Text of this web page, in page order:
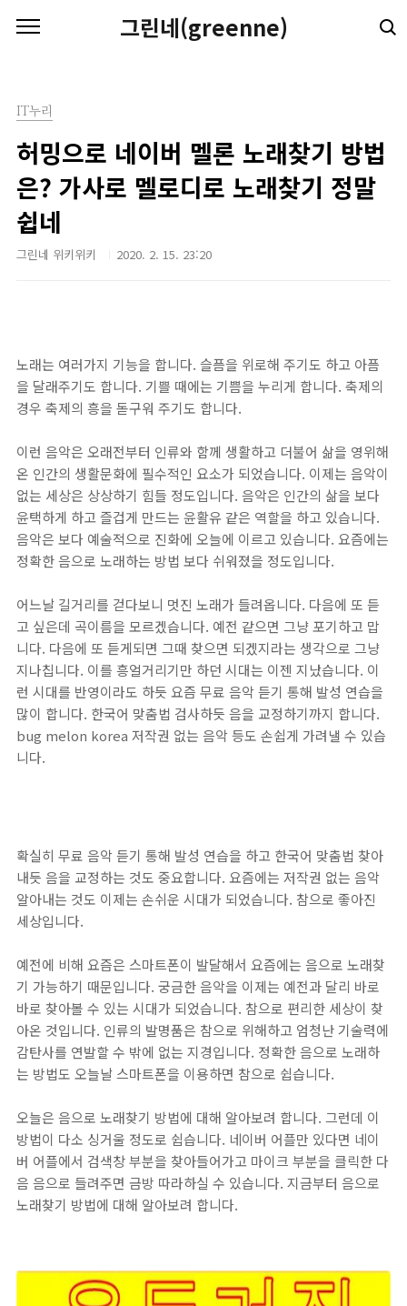
그린네(greenne)
IT누리
허밍으로 네이버 멜론 노래찾기 방법
은? 가사로 멜로디로 노래찾기 정말
쉽네
그린네 위키위키 2020. 2. 15. 23:20
노래는 여러가지 기능을 합니다. 슬픔을 위로해 주기도 하고 아픔
을 달래주기도 합니다. 기쁠 때에는 기쁨을 누리게 합니다. 축제의
경우 축제의 흥을 돋구워 주기도 합니다.
이런 음악은 오래전부터 인류와 함께 생활하고 더불어 삶을 영위해
온 인간의 생활문화에 필수적인 요소가 되었습니다. 이제는 음악이
없는 세상은 상상하기 힘들 정도입니다. 음악은 인간의 삶을 보다
윤택하게 하고 즐겁게 만드는 윤활유 같은 역할을 하고 있습니다.
음악은 보다 예술적으로 진화에 오늘에 이르고 있습니다. 요즘에는
정확한 음으로 노래하는 방법 보다 쉬워졌을 정도입니다.
어느날 길거리를 걷다보니 멋진 노래가 들려옵니다. 다음에 또 듣
고 싶은데 곡이름을 모르겠습니다. 예전 같으면 그냥 포기하고 맙
니다. 다음에 또 듣게되면 그때 찾으면 되겠지라는 생각으로 그냥
지나칩니다. 이를 흥얼거리기만 하던 시대는 이젠 지났습니다. 이
런 시대를 반영이라도 하듯 요즘 무료 음악 듣기 통해 발성 연습을
많이 합니다. 한국어 맞춤법 검사하듯 음을 교정하기까지 합니다.
bug melon korea 저작권 없는 음악 등도 손쉽게 가려낼 수 있습
니다.
확실히 무료 음악 듣기 통해 발성 연습을 하고 한국어 맞춤법 찾아
내듯 음을 교정하는 것도 중요합니다. 요즘에는 저작권 없는 음악
알아내는 것도 이제는 손쉬운 시대가 되었습니다. 참으로 좋아진
세상입니다.
예전에 비해 요즘은 스마트폰이 발달해서 요즘에는 음으로 노래찾
기 가능하기 때문입니다. 궁금한 음악을 이제는 예전과 달리 바로
바로 찾아볼 수 있는 시대가 되었습니다. 참으로 편리한 세상이 찾
아온 것입니다. 인류의 발명품은 참으로 위해하고 엄청난 기술력에
감탄사를 연발할 수 밖에 없는 지경입니다. 정확한 음으로 노래하
는 방법도 오늘날 스마트폰을 이용하면 참으로 쉽습니다.
오늘은 음으로 노래찾기 방법에 대해 알아보려 합니다. 그런데 이
방법이 다소 싱거울 정도로 쉽습니다. 네이버 어플만 있다면 네이
버 어플에서 검색창 부분을 찾아들어가고 마이크 부분을 클릭한 다
음 음으로 들려주면 금방 따라하실 수 있습니다. 지금부터 음으로
노래찾기 방법에 대해 알아보려 합니다.